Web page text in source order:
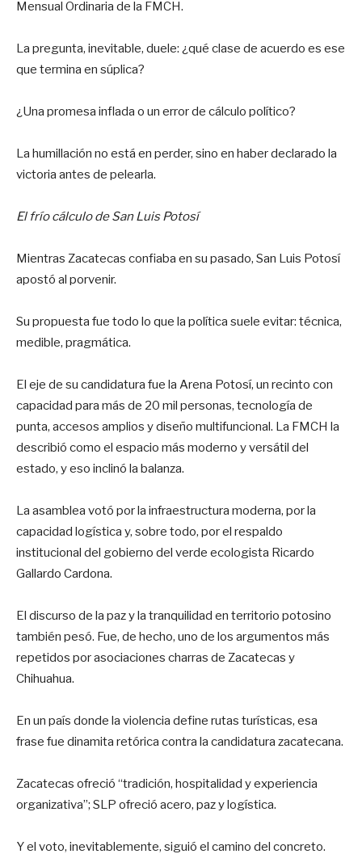
Mensual Ordinaria de la FMCH.
La pregunta, inevitable, duele: ¿qué clase de acuerdo es ese
que termina en súplica?
¿Una promesa inflada o un error de cálculo político?
La humillación no está en perder, sino en haber declarado la
victoria antes de pelearla.
El frío cálculo de San Luis Potosí
Mientras Zacatecas confiaba en su pasado, San Luis Potosí
apostó al porvenir.
Su propuesta fue todo lo que la política suele evitar: técnica,
medible, pragmática.
El eje de su candidatura fue la Arena Potosí, un recinto con
capacidad para más de 20 mil personas, tecnología de
punta, accesos amplios y diseño multifuncional. La FMCH la
describió como el espacio más moderno y versátil del
estado, y eso inclinó la balanza.
La asamblea votó por la infraestructura moderna, por la
capacidad logística y, sobre todo, por el respaldo
institucional del gobierno del verde ecologista Ricardo
Gallardo Cardona.
El discurso de la paz y la tranquilidad en territorio potosino
también pesó. Fue, de hecho, uno de los argumentos más
repetidos por asociaciones charras de Zacatecas y
Chihuahua.
En un país donde la violencia define rutas turísticas, esa
frase fue dinamita retórica contra la candidatura zacatecana.
Zacatecas ofreció “tradición, hospitalidad y experiencia
organizativa”; SLP ofreció acero, paz y logística.
Y el voto, inevitablemente, siguió el camino del concreto.